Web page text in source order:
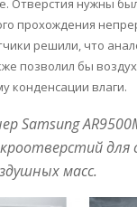
Отверстия нужны
прохождения
решили, что
позволил бы
конденсации влаги.
Samsung
для
масс.